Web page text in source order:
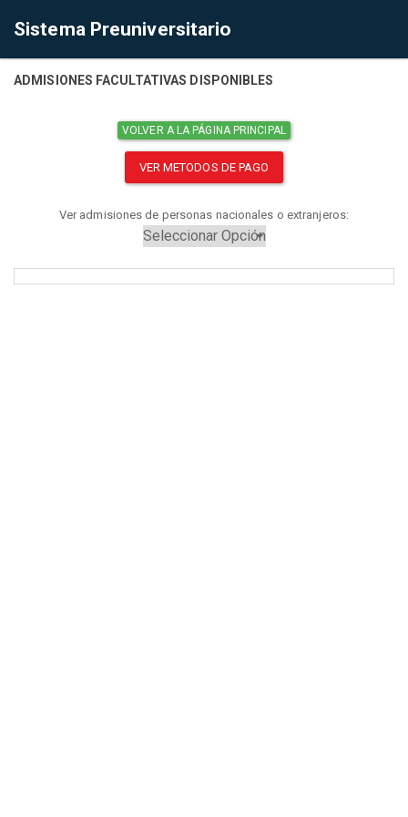
Sistema Preuniversitario
ADMISIONES FACULTATIVAS DISPONIBLES
VOLVER A LA PÁGINA PRINCIPAL
VER METODOS DE PAGO
Ver admisiones de personas nacionales o extranjeros: